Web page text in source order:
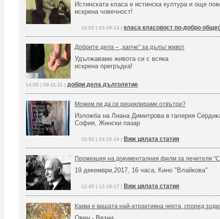
Истинската класа е истинска култура и още
искрена човечност!
16:02 | 03-29-13 | класа класовост по-добро
Добрите дела – „хапче” за дълъг живот
Удължаваме живота си с всяка
искрена прегръдка!
14:00 | 09-11-11 | добри дела дълголетие
Можем ли да се рециклираме отвътре?
Изложба на Лиана Димитрова в галерия
София, Женски пазар
10:50 | 03-15-19 | Виж цялата статия
Прожекция на документалния филм за лечителя
19 декември,2017, 16 часа, Кино "Влайкова"
12:45 | 12-18-17 | Виж цялата статия
Каква е вашата най-атрактивна черта, според